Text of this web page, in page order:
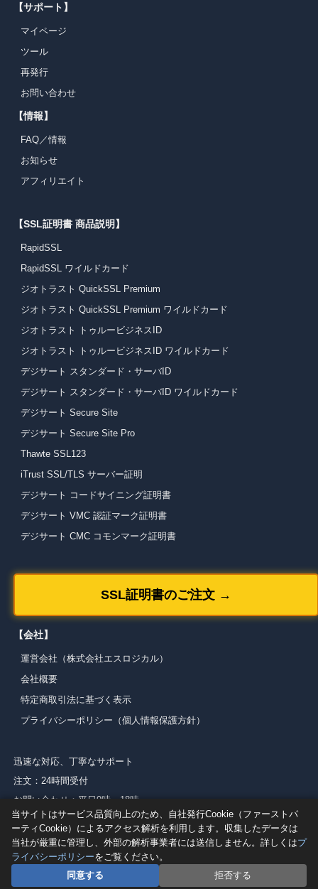
【サポート】
マイページ
ツール
再発行
お問い合わせ
【情報】
FAQ／情報
お知らせ
アフィリエイト
【SSL証明書 商品説明】
RapidSSL
RapidSSL ワイルドカード
ジオトラスト QuickSSL Premium
ジオトラスト QuickSSL Premium ワイルドカード
ジオトラスト トゥルービジネスID
ジオトラスト トゥルービジネスID ワイルドカード
デジサート スタンダード・サーバID
デジサート スタンダード・サーバID ワイルドカード
デジサート Secure Site
デジサート Secure Site Pro
Thawte SSL123
iTrust SSL/TLS サーバー証明
デジサート コードサイニング証明書
デジサート VMC 認証マーク証明書
デジサート CMC コモンマーク証明書
SSL証明書のご注文 →
【会社】
運営会社（株式会社エスロジカル）
会社概要
特定商取引法に基づく表示
プライバシーポリシー（個人情報保護方針）
迅速な対応、丁寧なサポート
注文：24時間受付
お問い合わせ：平日9時～18時
登録番号: T5030001012053
当サイトはサービス品質向上のため、自社発行Cookie（ファーストパ
ーティCookie）によるアクセス解析を利用します。収集したデータは
当社が厳重に管理し、外部の解析事業者には送信しません。詳しくはプ
ライバシーポリシーをご覧ください。
同意する
拒否する